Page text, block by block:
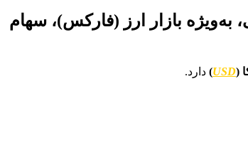
به‌ویژه بازار ارز (فارکس)، سهام
(
USD
) دارد.